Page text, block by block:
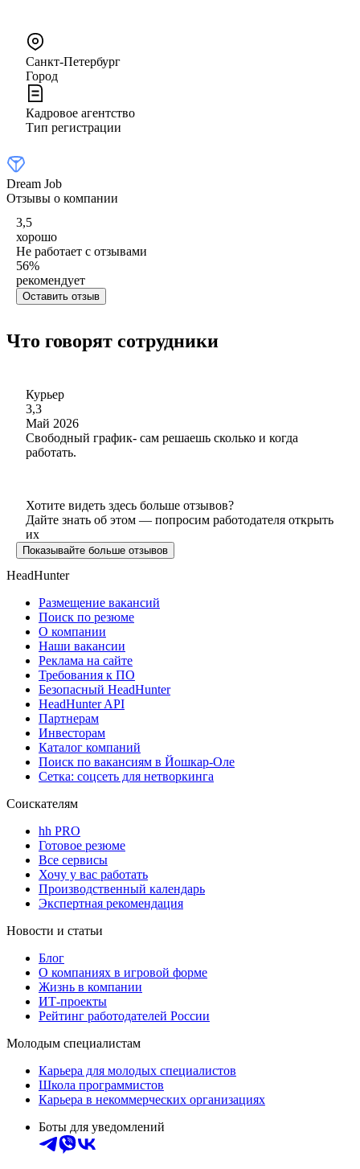
Санкт-Петербург
Город
Кадровое агентство
Тип регистрации
Dream Job
Отзывы о компании
3,5
хорошо
Не работает с отзывами
56%
рекомендует
Оставить отзыв
Что говорят сотрудники
Курьер
3,3
Май 2026
Свободный график- сам решаешь сколько и когда
работать.
Хотите видеть здесь больше отзывов?
Дайте знать об этом — попросим работодателя открыть
их
Показывайте больше отзывов
HeadHunter
Размещение вакансий
Поиск по резюме
О компании
Наши вакансии
Реклама на сайте
Требования к ПО
Безопасный HeadHunter
HeadHunter API
Партнерам
Инвесторам
Каталог компаний
Поиск по вакансиям в Йошкар-Оле
Сетка: соцсеть для нетворкинга
Соискателям
hh PRO
Готовое резюме
Все сервисы
Хочу у вас работать
Производственный календарь
Экспертная рекомендация
Новости и статьи
Блог
О компаниях в игровой форме
Жизнь в компании
ИТ-проекты
Рейтинг работодателей России
Молодым специалистам
Карьера для молодых специалистов
Школа программистов
Карьера в некоммерческих организациях
Боты для уведомлений